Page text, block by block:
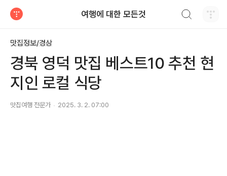
여행에 대한 모든것
맛집정보/경상
경북 영덕 맛집 베스트10 추천 현
지인 로컬 식당
맛집여행 전문가 2025. 3. 2. 07:00